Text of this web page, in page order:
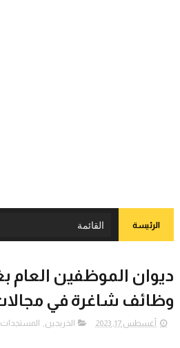
الرئيسة
ديوان الموظفين العام
وظائف شاغرة في
أغسطس 17, 2023 الخريجين, المستجدات